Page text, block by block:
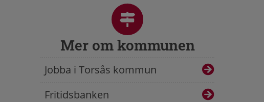
Mer om kommunen
Jobba i Torsås kommun
Fritidsbanken